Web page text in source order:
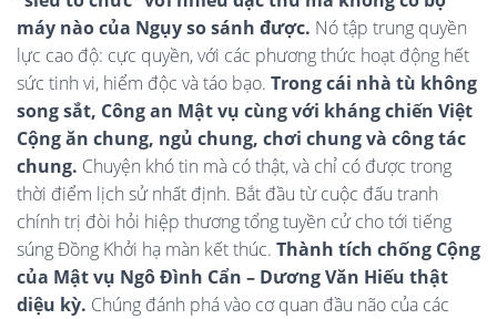
máy nào của Ngụy so sánh được. Nó tập trung quyền
lực cao độ: cực quyền, với các phương thức hoạt động hết
sức tinh vi, hiểm độc và táo bạo. Trong cái nhà tù không
song sắt, Công an Mật vụ cùng với kháng chiến Việt
Cộng ăn chung, ngủ chung, chơi chung và công tác
chung. Chuyện khó tin mà có thật, và chỉ có được trong
thời điểm lịch sử nhất định. Bắt đầu từ cuộc đấu tranh
chính trị đòi hỏi hiệp thương tổng tuyền cử cho tới tiếng
súng Đồng Khởi hạ màn kết thúc. Thành tích chống Cộng
của Mật vụ Ngô Đình Cẩn – Dương Văn Hiếu thật
diệu kỳ. Chúng đánh phá vào cơ quan đầu não của các